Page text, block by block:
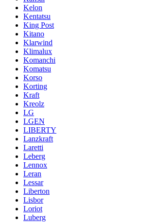
Kelon
Kentatsu
King Post
Kitano
Klarwind
Klimalux
Komanchi
Komatsu
Korso
Korting
Kraft
Kreolz
LG
LGEN
LIBERTY
Lanzkraft
Laretti
Leberg
Lennox
Leran
Lessar
Liberton
Lisbor
Loriot
Luberg